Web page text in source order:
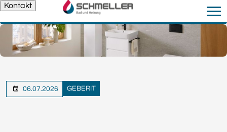
Kontakt
06.07.2026 GEBERIT